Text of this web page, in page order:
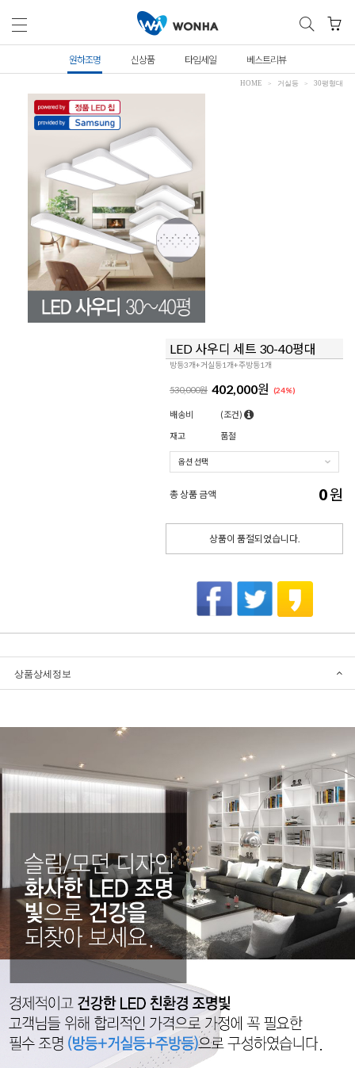
원하조명 신상품 타임세일 베스트리뷰
HOME 거실등 30평형대
LED 사우디 세트 30-40평대
방등3개+거실등1개+주방등1개
530,000원 402,000원 (24%)
배송비 (조건)
재고 품절
총 상품 금액 0원
상품이 품절되었습니다.
상품상세정보